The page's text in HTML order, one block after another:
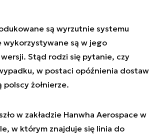
są wyrzutnie systemu
wykorzystywane są w jego
Stąd rodzi się pytanie, czy
w postaci opóźnienia dostaw
polscy żołnierze.
w zakładzie Hanwha Aerospace w
w którym znajduje się linia do